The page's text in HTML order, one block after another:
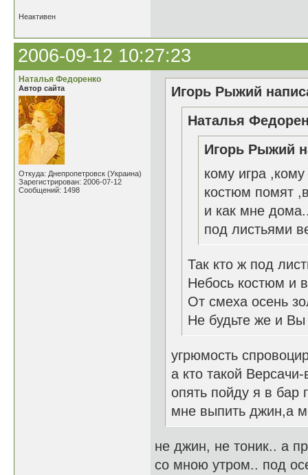
Неактивен
2006-09-12 10:27:23
Наталья Федоренко
Автор сайта
Откуда: Днепропетровск (Украина)
Зарегистрирован: 2006-07-12
Сообщений: 1498
Игорь Рыжий
Наталья
Игорь Рыжий
кому игра
костюм помят
и как мне
под листьями
Так кто ж под
Небось костюм и
От смеха осень
Не будьте же и
угрюмость
а кто такой
опять пойду я в бар
мне выпить джин,а
не джин, не тоник.. а
со мною утром.. под